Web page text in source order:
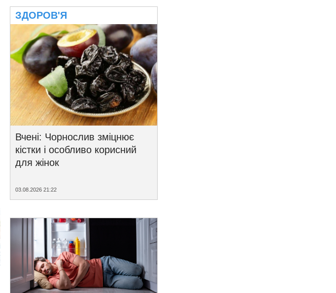
ЗДОРОВ'Я
Вчені: Чорнослив зміцнює
кістки і особливо корисний
для жінок
03.08.2026 21:22